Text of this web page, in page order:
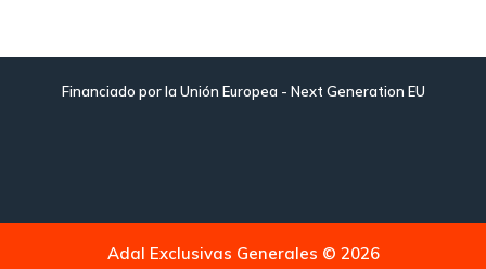
Financiado por la Unión Europea - Next Generation EU
Adal Exclusivas Generales © 2026